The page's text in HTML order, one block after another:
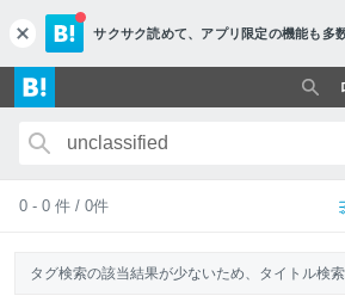
c
l
o
s
e
サクサク読めて、 アプリ限定の機能も多
0 - 0 件 / 0件
タグ検索の該当結果が少ないため、タイトル検